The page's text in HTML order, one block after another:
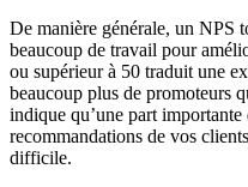
De manière générale, un NPS
beaucoup de travail pour
ou supérieur à 50 traduit une
beaucoup plus de promoteurs
indique qu’une part
recommandations de vos
difficile.